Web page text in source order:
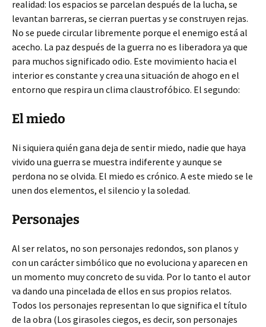
realidad: los espacios se parcelan después de la lucha, se
levantan barreras, se cierran puertas y se construyen rejas.
No se puede circular libremente porque el enemigo está al
acecho. La paz después de la guerra no es liberadora ya que
para muchos significado odio. Este movimiento hacia el
interior es constante y crea una situación de ahogo en el
entorno que respira un clima claustrofóbico. El segundo:
El miedo
Ni siquiera quién gana deja de sentir miedo, nadie que haya
vivido una guerra se muestra indiferente y aunque se
perdona no se olvida. El miedo es crónico. A este miedo se le
unen dos elementos, el silencio y la soledad.
Personajes
Al ser relatos, no son personajes redondos, son planos y
con un carácter simbólico que no evoluciona y aparecen en
un momento muy concreto de su vida. Por lo tanto el autor
va dando una pincelada de ellos en sus propios relatos.
Todos los personajes representan lo que significa el título
de la obra (Los girasoles ciegos, es decir, son personajes